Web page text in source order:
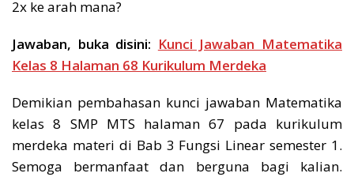
2x ke arah mana?
Jawaban, buka disini: Kunci Jawaban Matematika
Kelas 8 Halaman 68 Kurikulum Merdeka
Demikian pembahasan kunci jawaban Matematika
kelas 8 SMP MTS halaman 67 pada kurikulum
merdeka materi di Bab 3 Fungsi Linear semester 1.
Semoga bermanfaat dan berguna bagi kalian.